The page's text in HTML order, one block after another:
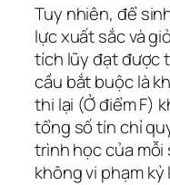
Tuy nhiên, để
lực xuất sắc và
tích lũy đạt được
cầu bắt buộc là
thi lại (Ở điểm F)
tổng số tín chỉ
trình học của mỗi
không vi phạm